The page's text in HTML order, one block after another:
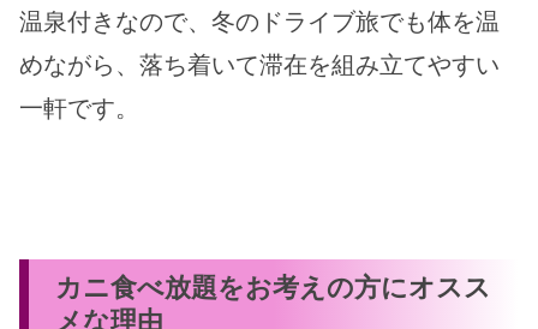
温泉付きなので、冬のドライブ旅でも体を温
めながら、落ち着いて滞在を組み立てやすい
一軒です。
カニ食べ放題をお考えの方にオスス
メな理由